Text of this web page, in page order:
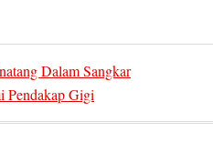
Dalam Sangkar
Pendakap Gigi